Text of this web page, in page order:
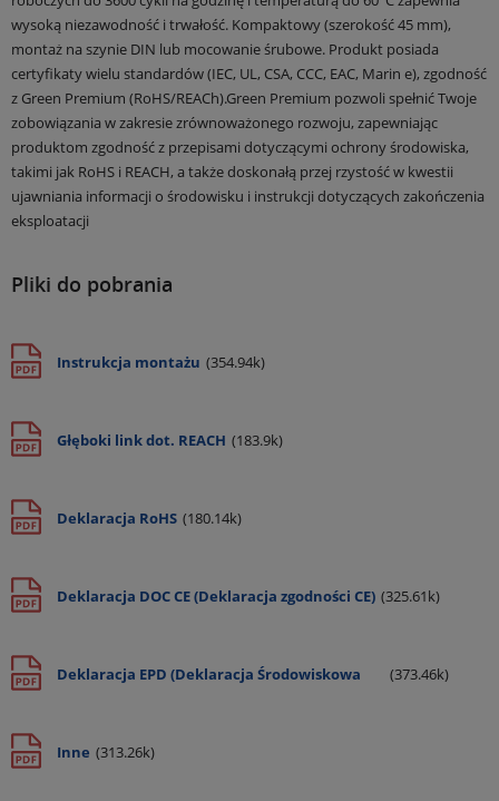
wysoką niezawodność i trwałość. Kompaktowy (szerokość 45 mm),
montaż na szynie DIN lub mocowanie śrubowe. Produkt posiada
certyfikaty wielu standardów (IEC, UL, CSA, CCC, EAC, Marin e), zgodność
z Green Premium (RoHS/REACh).Green Premium pozwoli spełnić Twoje
zobowiązania w zakresie zrównoważonego rozwoju, zapewniając
produktom zgodność z przepisami dotyczącymi ochrony środowiska,
takimi jak RoHS i REACH, a także doskonałą przej rzystość w kwestii
ujawniania informacji o środowisku i instrukcji dotyczących zakończenia
eksploatacji
Pliki do pobrania
Instrukcja montażu (354.94k)
Głęboki link dot. REACH (183.9k)
Deklaracja RoHS (180.14k)
Deklaracja DOC CE (Deklaracja zgodności CE) (325.61k)
Deklaracja EPD (Deklaracja Środowiskowa
(373.46k)
Inne (313.26k)